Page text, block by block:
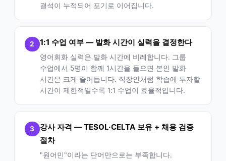
결석이 누적되어 포기로 이어집니다.
2 1:1 수업 여부 — 발화 시간이 실력을 결정한다
영어회화 실력은 발화 시간에 비례합니다. 그룹
수업에서 5명이 함께 1시간을 들으면 본인 발화
시간은 크게 줄어듭니다. 직장인처럼 학습에 투자할
시간이 제한적일수록 1:1 수업이 효율적입니다.
3
강사 자격 — TESOL·CELTA 보유 + 채용 검증
절차
"원어민"이라는 단어만으로는 부족합니다.